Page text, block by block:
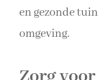
en gezonde
omgeving.